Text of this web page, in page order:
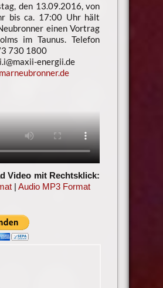
den 13.09.2016, von
bis ca. 17:00 Uhr hält
einen Vortrag
im Taunus. Telefon
730 1800
energii.de
Video mit Rechtsklick:
| Audio MP3 Format